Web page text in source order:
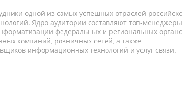
одной из самых успешных отраслей
Ядро аудитории составляют топ-
федеральных и региональных
компаний, розничных сетей, а также
информационных технологий и услуг связи.